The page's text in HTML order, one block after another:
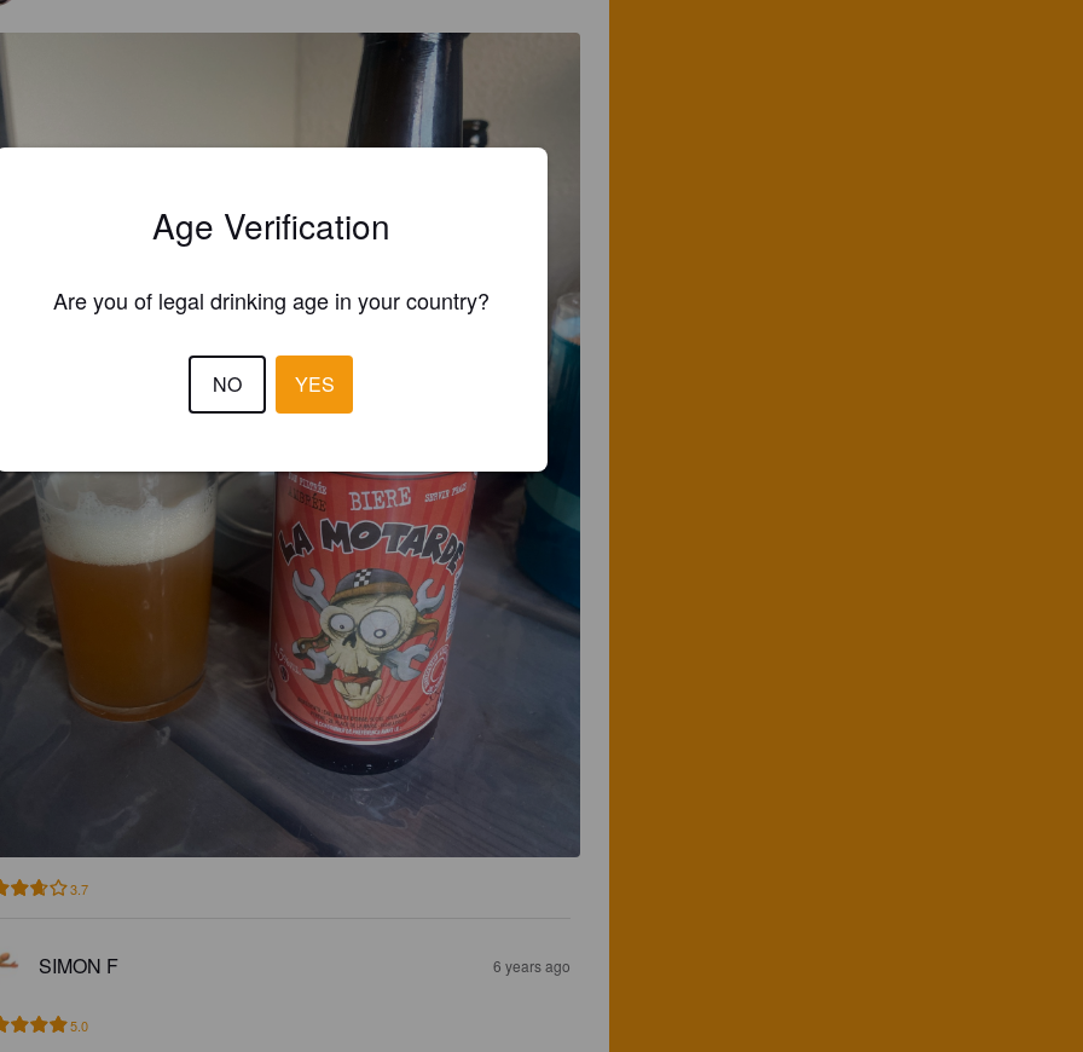
3.7
SIMON F 6 years ago
5.0
Age Verification
Are you of legal drinking age in your country?
NO YES